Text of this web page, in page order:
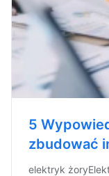
5
zbudować
elektryk